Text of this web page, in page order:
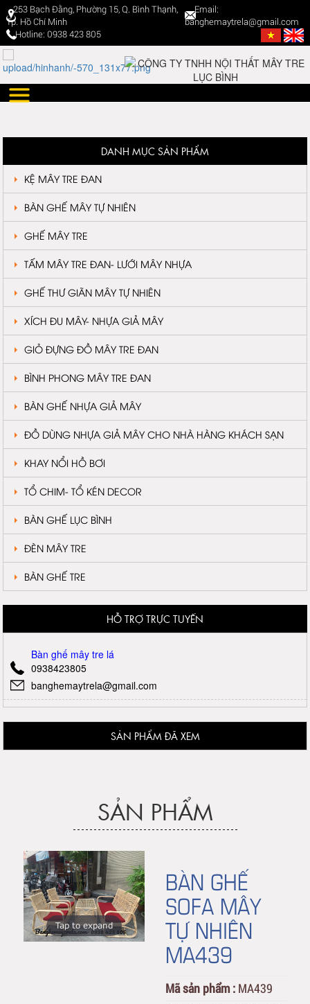
253 Bạch Đằng, Phường 15, Q. Bình Thạnh,
Tp. Hồ Chí Minh
Email:
banghemaytrela@gmail.com
Hotline: 0938 423 805
DANH MỤC SẢN PHẨM
KỆ MÂY TRE ĐAN
BÀN GHẾ MÂY TỰ NHIÊN
GHẾ MÂY TRE
TẤM MÂY TRE ĐAN- LƯỚI MÂY NHỰA
GHẾ THƯ GIÃN MÂY TỰ NHIÊN
XÍCH ĐU MÂY- NHỰA GIẢ MÂY
GIỎ ĐỰNG ĐỒ MÂY TRE ĐAN
BÌNH PHONG MÂY TRE ĐAN
BÀN GHẾ NHỰA GIẢ MÂY
ĐỒ DÙNG NHỰA GIẢ MÂY CHO NHÀ HÀNG KHÁCH SẠN
KHAY NỔI HỒ BƠI
TỔ CHIM- TỔ KÉN DECOR
BÀN GHẾ LỤC BÌNH
ĐÈN MÂY TRE
BÀN GHẾ TRE
HỖ TRỢ TRỰC TUYẾN
Bàn ghế mây tre lá
0938423805
banghemaytrela@gmail.com
SẢN PHẨM ĐÃ XEM
SẢN PHẨM
Tap to expand
BÀN GHẾ
SOFA MÂY
TỰ NHIÊN
MA439
Mã sản phẩm : MA439